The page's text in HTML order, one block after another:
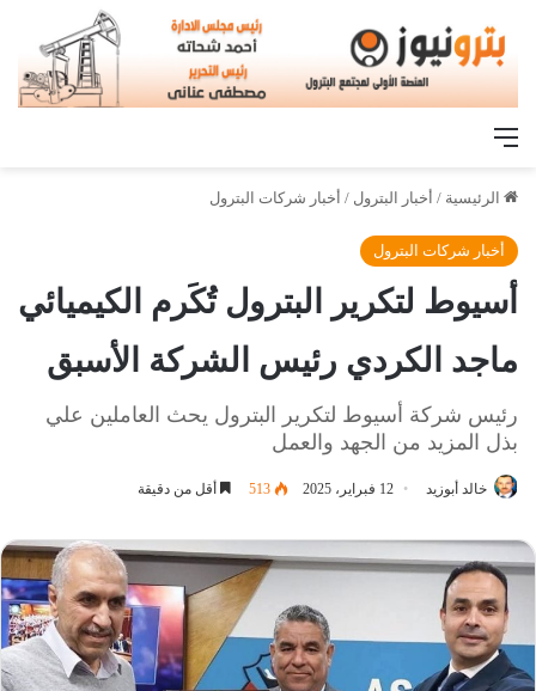
القائمة
الرئيسية / أخبار البترول / أخبار شركات البترول
أخبار شركات البترول
أسيوط لتكرير البترول تُكَرم الكيميائي
ماجد الكردي رئيس الشركة الأسبق
رئيس شركة أسيوط لتكرير البترول يحث العاملين علي
بذل المزيد من الجهد والعمل
خالد أبوزيد 12 فبراير، 2025 513 أقل من دقيقة